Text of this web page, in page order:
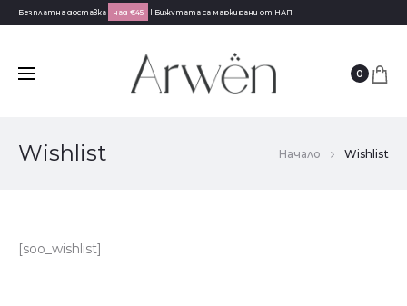
Безплатна доставка над €45 | Бижутата са маркирани от НАП
0
Wishlist Начало Wishlist
[soo_wishlist]